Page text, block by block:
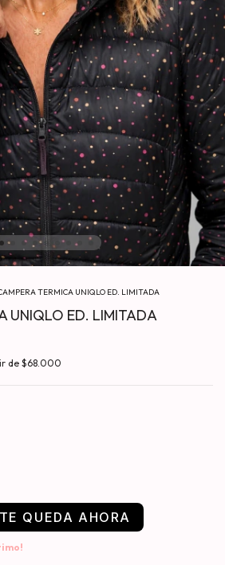
TERMICA UNIQLO ED. LIMITADA
UNIQLO ED. LIMITADA
QUEDA AHORA